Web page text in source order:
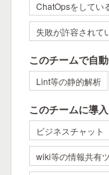
ChatOpsをしてい
失敗が許容されて
このチームで自
Lint等の静的解析
このチームに導
ビジネスチャット
wiki等の情報共有